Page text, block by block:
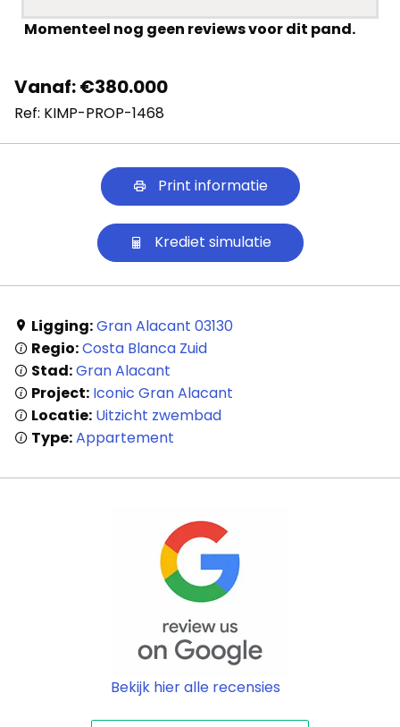
Momenteel nog geen reviews voor dit pand.
Vanaf: €380.000
Ref: KIMP-PROP-1468
Print informatie
Krediet simulatie
Ligging:Gran Alacant 03130
Regio:Costa Blanca Zuid
Stad:Gran Alacant
Project: Iconic Gran Alacant
Locatie: Uitzicht zwembad
Type:Appartement
Bekijk hier alle recensies